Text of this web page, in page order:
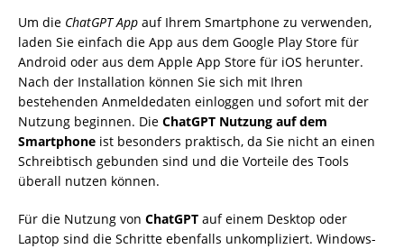
Um die ChatGPT App auf Ihrem Smartphone zu verwenden,
laden Sie einfach die App aus dem Google Play Store für
Android oder aus dem Apple App Store für iOS herunter.
Nach der Installation können Sie sich mit Ihren
bestehenden Anmeldedaten einloggen und sofort mit der
Nutzung beginnen. Die ChatGPT Nutzung auf dem
Smartphone ist besonders praktisch, da Sie nicht an einen
Schreibtisch gebunden sind und die Vorteile des Tools
überall nutzen können.
Für die Nutzung von ChatGPT auf einem Desktop oder
Laptop sind die Schritte ebenfalls unkompliziert. Windows-